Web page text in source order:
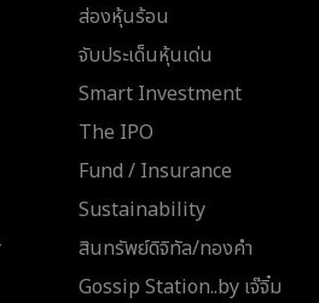
ส่องหุ้นร้อน
จับประเด็นหุ้นเด่น
Smart Investment
The IPO
Fund / Insurance
Sustainability
สินทรัพย์ดิจิทัล/ทองคำ
Gossip Station..by เจ๊จิ๋ม